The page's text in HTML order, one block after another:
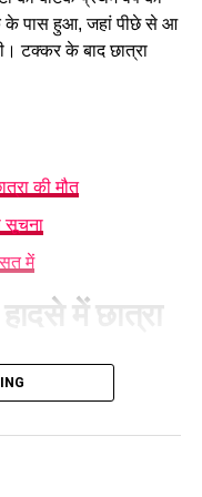
के पास हुआ, जहां पीछे से आ
टक्कर के बाद छात्रा
की मौत
सूचना
में
में छात्रा
पुलिसमौके पर पहुंची
नजदीकी निजी अस्पताल